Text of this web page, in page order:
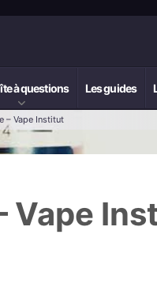
à questions Les guides
– Vape Institut
Vape